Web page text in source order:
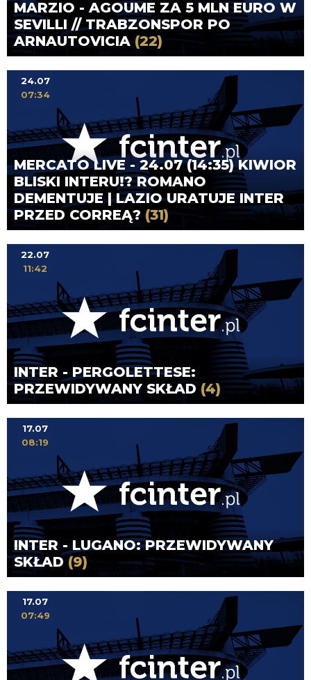
MARZIO - AGOUME ZA 5 MLN EURO W
SEVILLI // TRABZONSPOR PO
ARNAUTOVICIA(22)
MERCATO LIVE - 24.07 (14:35) KIWIOR
BLISKI INTERU!? ROMANO
DEMENTUJE | LAZIO URATUJE INTER
PRZED CORREĄ?(31)
24.07
07:34
INTER - PERGOLETTESE:
PRZEWIDYWANY SKŁAD(4)
22.07
11:42
INTER - LUGANO: PRZEWIDYWANY
SKŁAD(9)
17.07
08:19
17.07
07:49